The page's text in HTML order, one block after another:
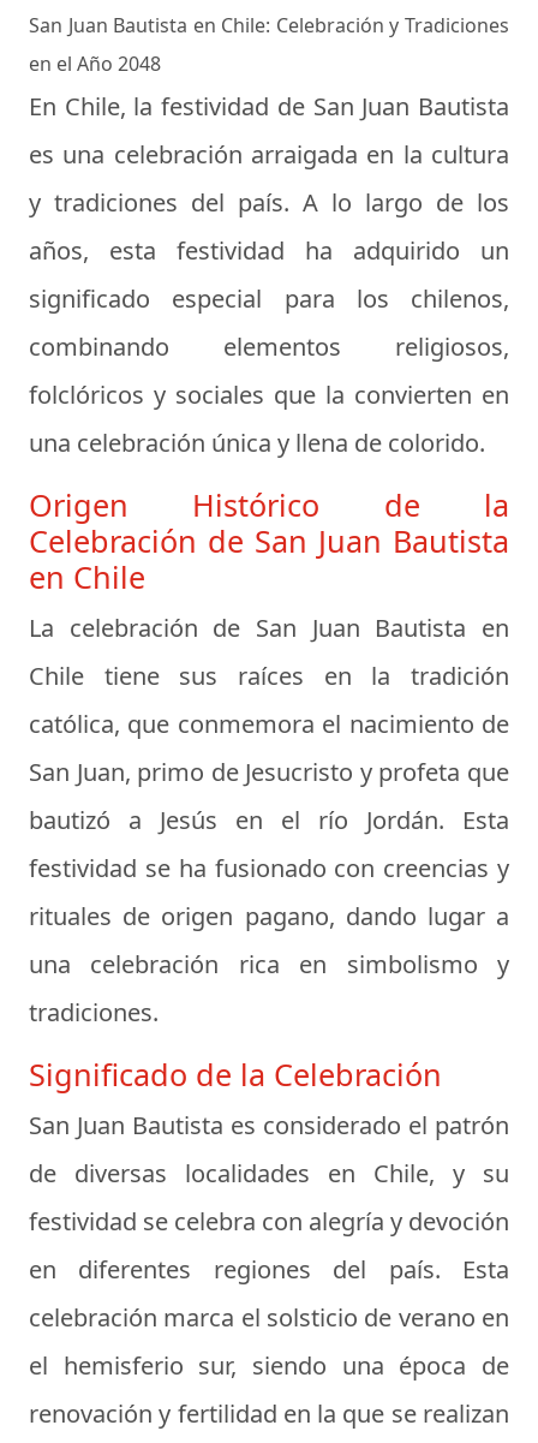
San Juan Bautista en Chile: Celebración y Tradiciones
en el Año 2048
En Chile, la festividad de San Juan Bautista
es una celebración arraigada en la cultura
y tradiciones del país. A lo largo de los
años, esta festividad ha adquirido un
significado especial para los chilenos,
combinando elementos religiosos,
folclóricos y sociales que la convierten en
una celebración única y llena de colorido.
Origen Histórico de la
Celebración de San Juan Bautista
en Chile
La celebración de San Juan Bautista en
Chile tiene sus raíces en la tradición
católica, que conmemora el nacimiento de
San Juan, primo de Jesucristo y profeta que
bautizó a Jesús en el río Jordán. Esta
festividad se ha fusionado con creencias y
rituales de origen pagano, dando lugar a
una celebración rica en simbolismo y
tradiciones.
Significado de la Celebración
San Juan Bautista es considerado el patrón
de diversas localidades en Chile, y su
festividad se celebra con alegría y devoción
en diferentes regiones del país. Esta
celebración marca el solsticio de verano en
el hemisferio sur, siendo una época de
renovación y fertilidad en la que se realizan